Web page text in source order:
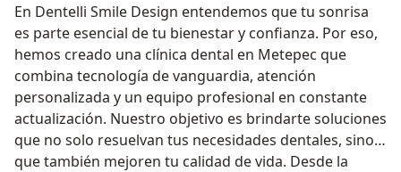
En Dentelli Smile Design entendemos que tu sonrisa
es parte esencial de tu bienestar y confianza. Por eso,
hemos creado una clínica dental en Metepec que
combina tecnología de vanguardia, atención
personalizada y un equipo profesional en constante
actualización. Nuestro objetivo es brindarte soluciones
que no solo resuelvan tus necesidades dentales, sino
que también mejoren tu calidad de vida. Desde la